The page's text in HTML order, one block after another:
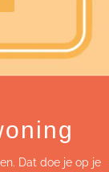
Dat doe je op je